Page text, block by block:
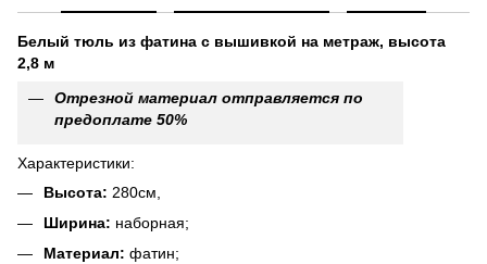
Белый тюль из фатина с вышивкой на метраж, высота
2,8 м
Отрезной материал отправляется по
предоплате 50%
Характеристики:
Высота: 280см,
Ширина: наборная;
Материал: фатин;